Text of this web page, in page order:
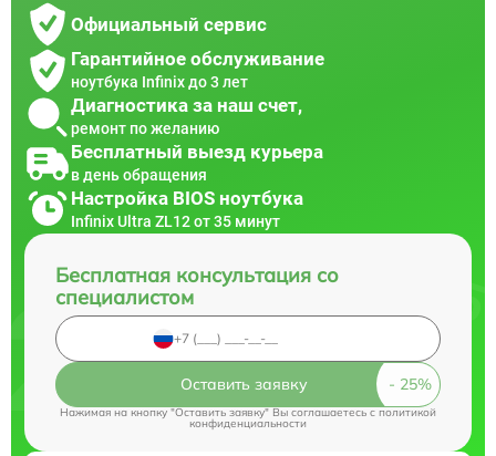
Официальный сервис
Гарантийное обслуживание
ноутбука Infinix до 3 лет
Диагностика за наш счет,
ремонт по желанию
Бесплатный выезд курьера
в день обращения
Настройка BIOS ноутбука
Infinix Ultra ZL12 от 35 минут
Бесплатная консультация со
специалистом
Оставить заявку
Нажимая на кнопку "Оставить заявку" Вы соглашаетесь cполитикой
конфиденциальности